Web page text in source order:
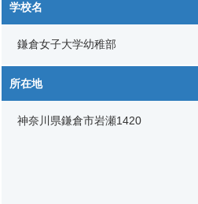
学校名
鎌倉女子大学幼稚部
所在地
神奈川県鎌倉市岩瀬1420